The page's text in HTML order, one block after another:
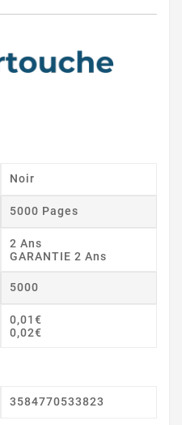
Noir
5000 Pages
2 Ans
GARANTIE 2 Ans
5000
0,01€
0,02€
3584770533823